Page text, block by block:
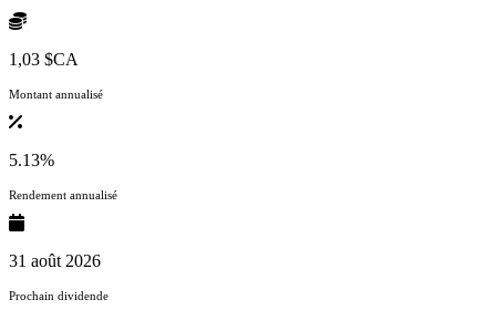
1,03 $CA
Montant annualisé
5.13%
Rendement annualisé
31 août 2026
Prochain dividende